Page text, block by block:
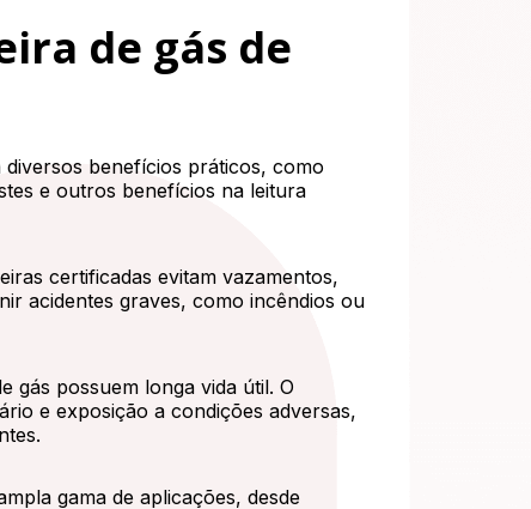
de gás de
diversos benefícios práticos, como
e outros benefícios na leitura
certificadas evitam vazamentos,
acidentes graves, como incêndios ou
gás possuem longa vida útil. O
e exposição a condições adversas,
gama de aplicações, desde